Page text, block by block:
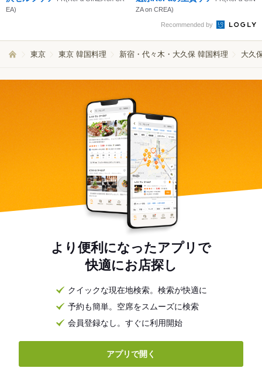
EA)
ZA on CREA)
Recommended by
東京 東京 韓国料理 新宿・代々木・大久保 韓国料理 大久
より便利になったアプリで
快適にお店探し
クイックな現在地検索。検索が快適に
予約も簡単。空席をスムーズに検索
会員登録なし。すぐに利用開始
アプリで開く